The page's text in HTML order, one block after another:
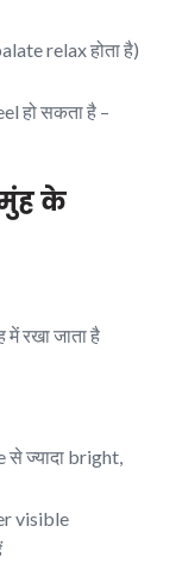
relax होता है)
हो सकता है –
के
रखा जाता है
से ज्यादा bright,
visible